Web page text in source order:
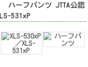
ハーフパンツ JTTA公認
531xP